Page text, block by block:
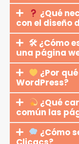
¿Qué
con el diseño
🛠 ¿Cómo
una página
¿Por
WordPress?
¿Qué
común las
¿Cómo